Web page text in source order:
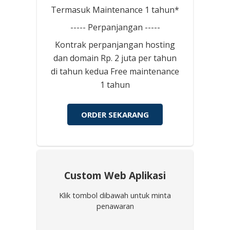
Termasuk Maintenance 1 tahun*
----- Perpanjangan -----
Kontrak perpanjangan hosting
dan domain Rp. 2 juta per tahun
di tahun kedua Free maintenance
1 tahun
ORDER SEKARANG
Custom Web Aplikasi
Klik tombol dibawah untuk minta
penawaran